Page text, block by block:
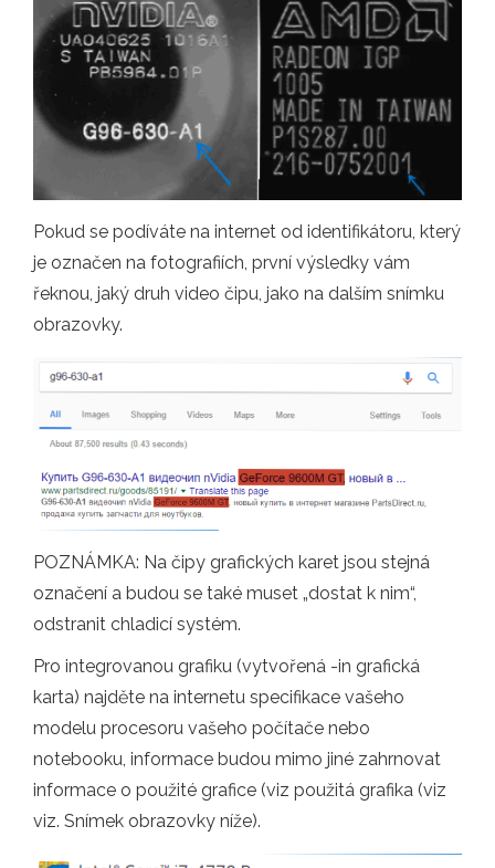
Pokud se podíváte na internet od identifikátoru, který
je označen na fotografiích, první výsledky vám
řeknou, jaký druh video čipu, jako na dalším snímku
obrazovky.
POZNÁMKA: Na čipy grafických karet jsou stejná
označení a budou se také muset „dostat k nim“,
odstranit chladicí systém.
Pro integrovanou grafiku (vytvořená -in grafická
karta) najděte na internetu specifikace vašeho
modelu procesoru vašeho počítače nebo
notebooku, informace budou mimo jiné zahrnovat
informace o použité grafice (viz použitá grafika (viz
viz. Snímek obrazovky níže).